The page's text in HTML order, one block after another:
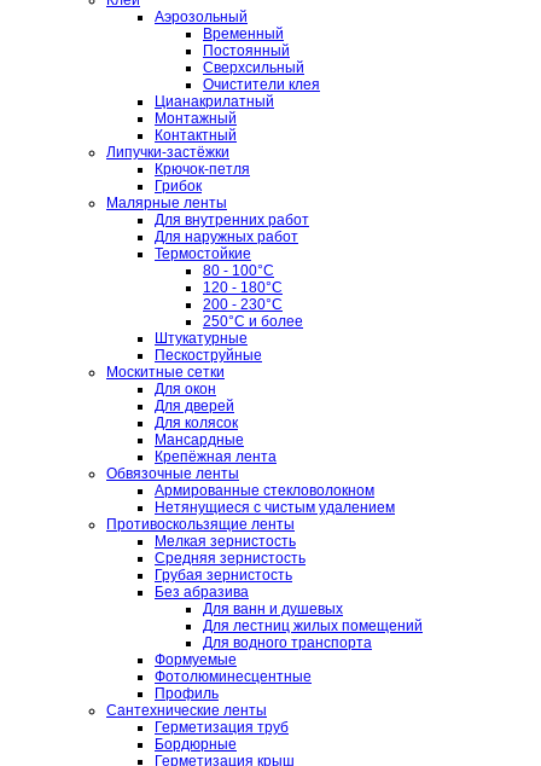
Аэрозольный
Временный
Постоянный
Сверхсильный
Очистители клея
Цианакрилатный
Монтажный
Контактный
Липучки-застёжки
Крючок-петля
Грибок
Малярные ленты
Для внутренних работ
Для наружных работ
Термостойкие
80 - 100°C
120 - 180°C
200 - 230°C
250°C и более
Штукатурные
Пескоструйные
Москитные сетки
Для окон
Для дверей
Для колясок
Мансардные
Крепёжная лента
Обвязочные ленты
Армированные стекловолокном
Нетянущиеся с чистым удалением
Противоскользящие ленты
Мелкая зернистость
Средняя зернистость
Грубая зернистость
Без абразива
Для ванн и душевых
Для лестниц жилых помещений
Для водного транспорта
Формуемые
Фотолюминесцентные
Профиль
Сантехнические ленты
Герметизация труб
Бордюрные
Герметизация крыш